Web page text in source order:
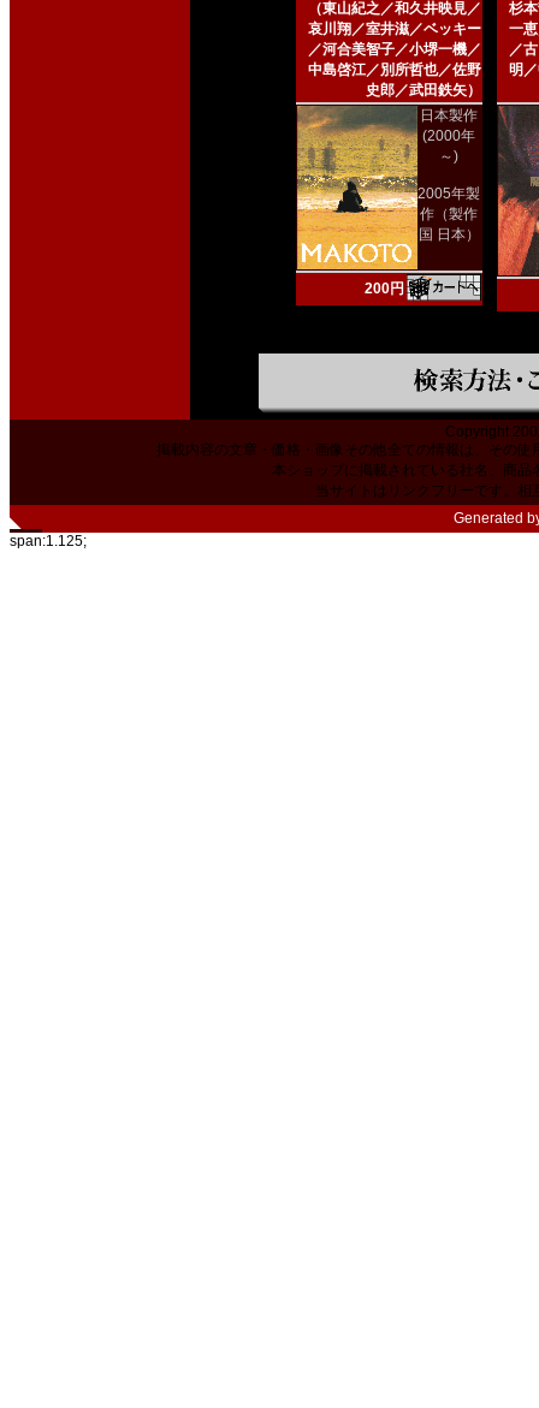
（東山紀之／和久井映見／
哀川翔／室井滋／ベッキー
／河合美智子／小堺一機／
中島啓江／別所哲也／佐野
史郎／武田鉄矢）
日本製作
(2000年
～)
2005年製
作（製作
国 日本）
200円
杉
一
／
明
Copyright
掲載内容の文章・価格・画像その他全ての情報は、その
本ショップに掲載されている社名、商
当サイトはリンクフリーです。相
Generated
span:1.125;